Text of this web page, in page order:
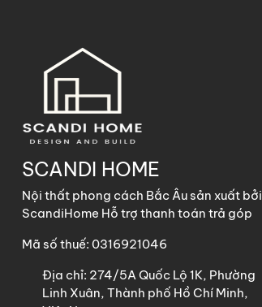
SCANDI HOME
Nội thất phong cách Bắc Âu sản xuất bởi
ScandiHome Hỗ trợ thanh toán trả góp
Mã số thuế: 0316921046
Địa chỉ: 274/5A Quốc Lộ 1K, Phường
Linh Xuân, Thành phố Hồ Chí Minh,